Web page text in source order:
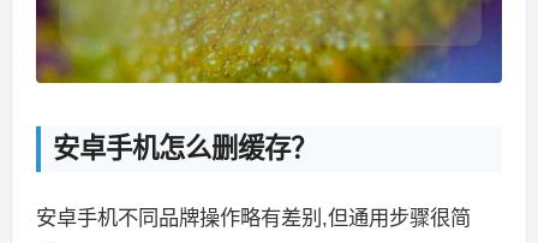
安卓手机怎么删缓存？
安卓手机不同品牌操作略有差别,但通用步骤很简